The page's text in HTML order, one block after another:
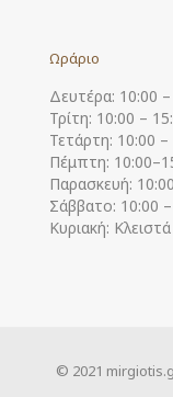
Ωράριο
Δευτέρα: 10:00
Τρίτη: 10:00 –
Τετάρτη: 10:00 –
Πέμπτη:
Παρασκευή:
Σάββατο: 10:00
Κυριακή: Κλειστά
© 2021